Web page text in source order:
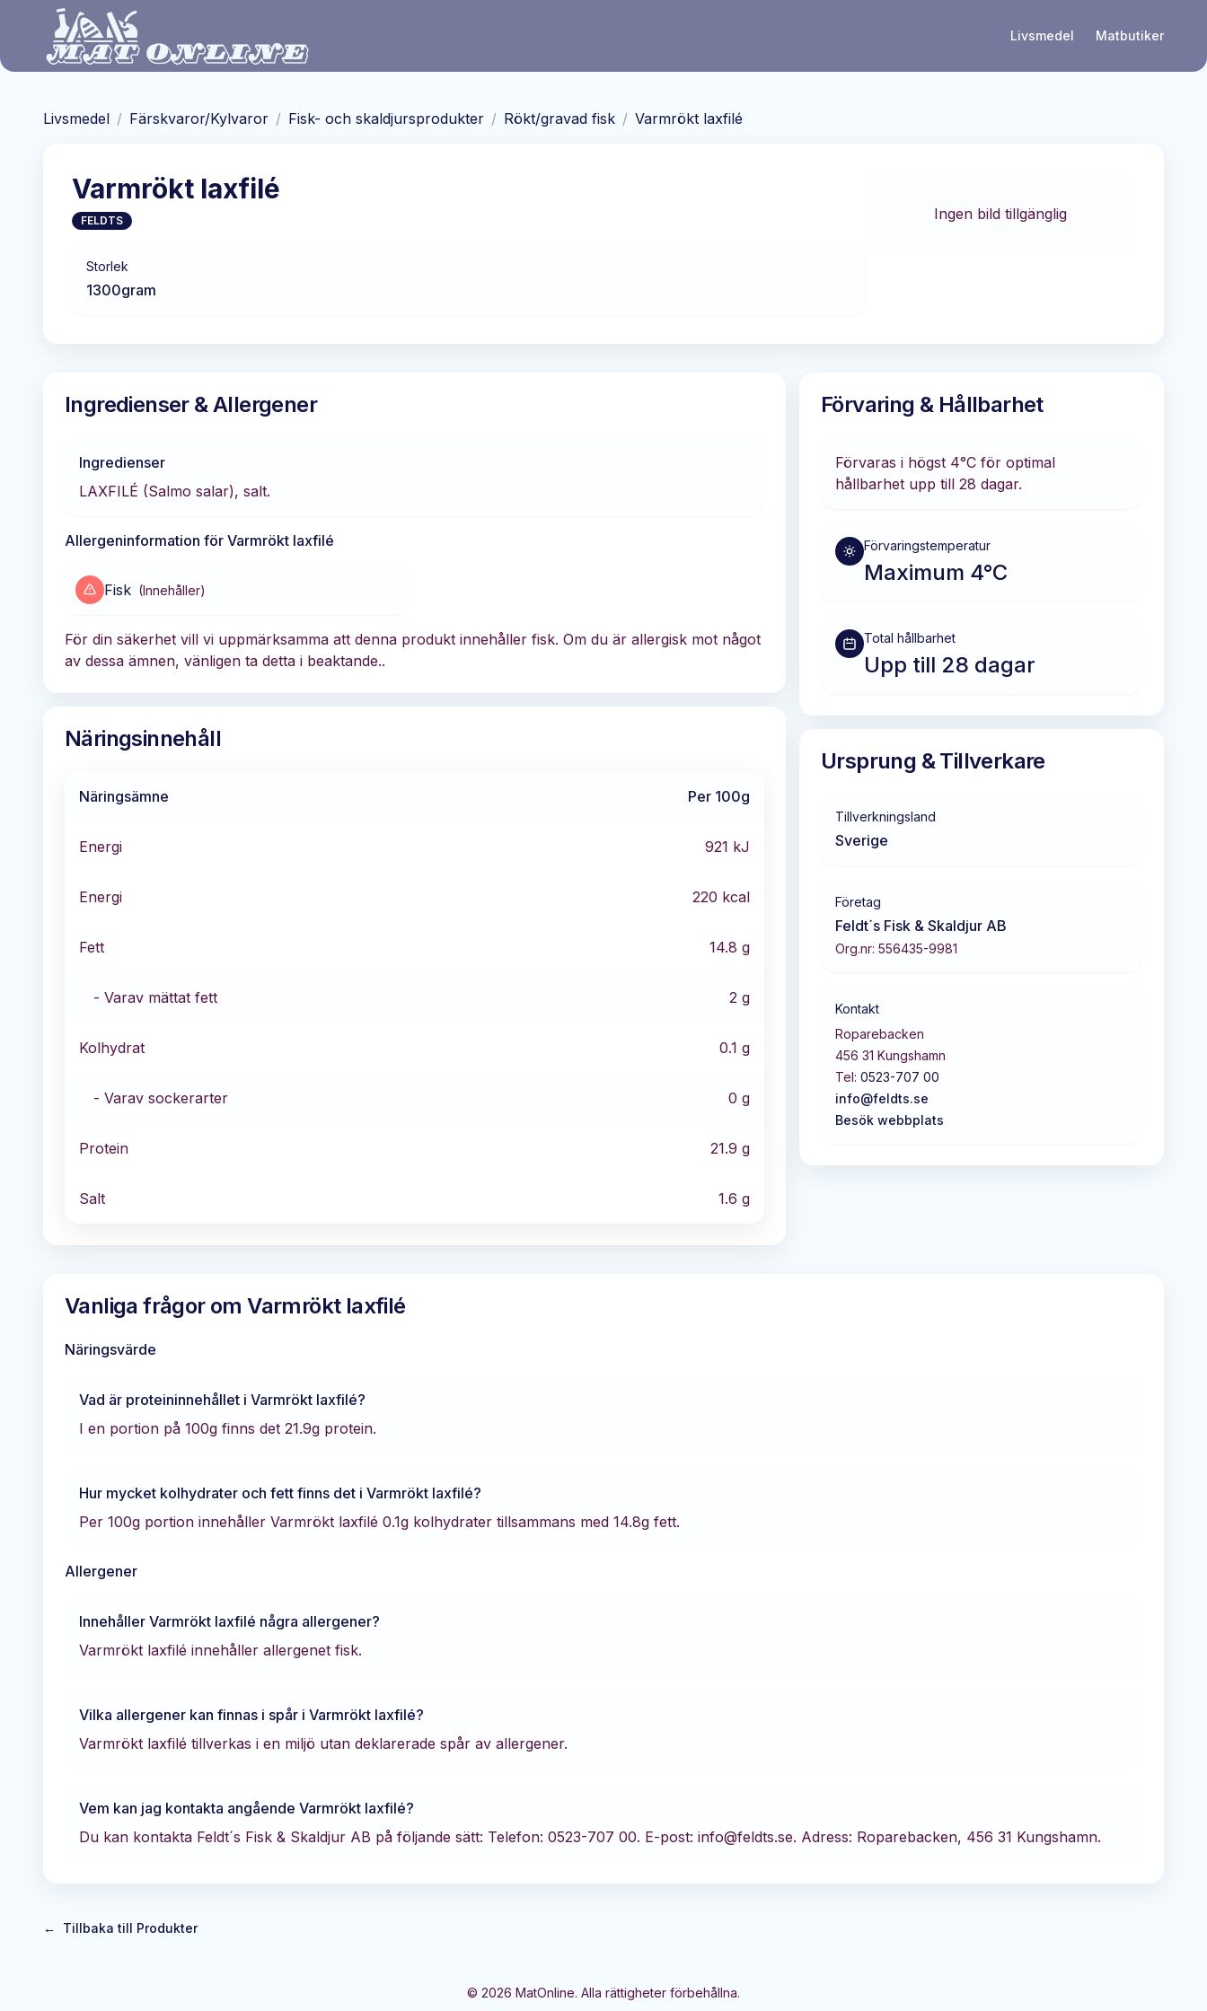
Hoppa till huvudinnehåll
Livsmedel Matbutiker
Livsmedel / Färskvaror/Kylvaror / Fisk- och skaldjursprodukter / Rökt/gravad fisk / Varmrökt laxfilé
Varmrökt laxfilé
FELDTS
Storlek
1300gram
Ingen bild tillgänglig
Ingredienser & Allergener
Ingredienser
LAXFILÉ (Salmo salar), salt.
Allergeninformation för Varmrökt laxfilé
Fisk (Innehåller)
För din säkerhet vill vi uppmärksamma att denna produkt innehåller fisk. Om du är allergisk mot något
av dessa ämnen, vänligen ta detta i beaktande..
Näringsinnehåll
Näringsämne Per 100g
Energi 921 kJ
Energi 220 kcal
Fett 14.8 g
- Varav mättat fett 2 g
Kolhydrat 0.1 g
- Varav sockerarter 0 g
Protein 21.9 g
Salt 1.6 g
Förvaring & Hållbarhet
Förvaras i högst 4°C för optimal
hållbarhet upp till 28 dagar.
Förvaringstemperatur
Maximum 4°C
Total hållbarhet
Upp till 28 dagar
Ursprung & Tillverkare
Tillverkningsland
Sverige
Företag
Feldt´s Fisk & Skaldjur AB
Org.nr: 556435-9981
Kontakt
Roparebacken
456 31 Kungshamn
Tel: 0523-707 00
info@feldts.se
Besök webbplats
Vanliga frågor omVarmrökt laxfilé
Näringsvärde
Vad är proteininnehållet i Varmrökt laxfilé?
I en portion på 100g finns det 21.9g protein.
Hur mycket kolhydrater och fett finns det i Varmrökt laxfilé?
Per 100g portion innehåller Varmrökt laxfilé 0.1g kolhydrater tillsammans med 14.8g fett.
Allergener
Innehåller Varmrökt laxfilé några allergener?
Varmrökt laxfilé innehåller allergenet fisk.
Vilka allergener kan finnas i spår i Varmrökt laxfilé?
Varmrökt laxfilé tillverkas i en miljö utan deklarerade spår av allergener.
Vem kan jag kontakta angående Varmrökt laxfilé?
Du kan kontakta Feldt´s Fisk & Skaldjur AB på följande sätt: Telefon: 0523-707 00. E-post: info@feldts.se. Adress: Roparebacken, 456 31 Kungshamn.
← Tillbaka till Produkter
© 2026 MatOnline. Alla rättigheter förbehållna.